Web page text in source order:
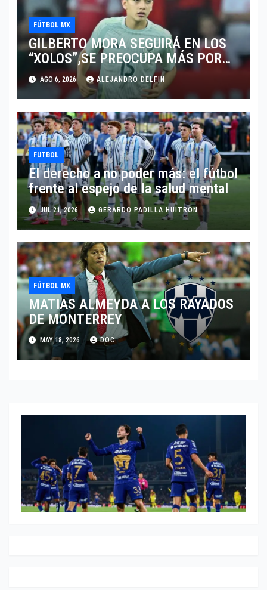
FÚTBOL MX
GILBERTO MORA SEGUIRÁ EN LOS
“XOLOS”,SE PREOCUPA MÁS POR
JUGAR EN SU EQUIPO.
AGO 6, 2026 ALEJANDRO DELFIN
FUTBOL
El derecho a no poder más: el fútbol
frente al espejo de la salud mental
JUL 21, 2026 GERARDO PADILLA HUITRON
FÚTBOL MX
MATIAS ALMEYDA A LOS RAYADOS
DE MONTERREY
MAY 18, 2026 DOC